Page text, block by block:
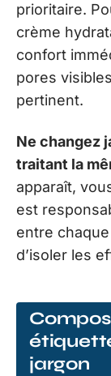
prioritaire.
crème
confort
pores
pertinent.
Ne changez
traitant la
apparaît,
est
entre
d’isoler les
jargon